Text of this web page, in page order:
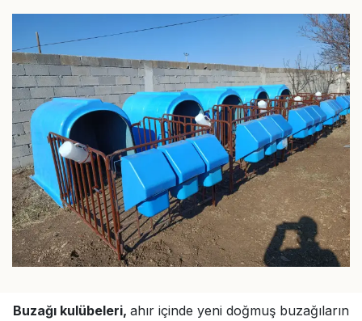
Buzağı kulübeleri, ahır içinde yeni doğmuş buzağıların